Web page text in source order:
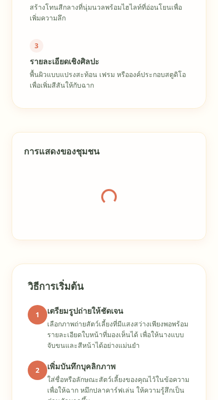
สร้างโทนสีกลางที่นุ่มนวลพร้อมไฮไลท์ที่อ่อนโยนเพื่อ
เพิ่มความลึก
3
รายละเอียดเชิงศิลปะ
พื้นผิวแบบแปรงสะท้อน เฟรม หรือองค์ประกอบสตูดิโอ
เพื่อเพิ่มสีสันให้กับฉาก
การแสดงของชุมชน
กำลังโหลดแกลเลอรี
วิธีการเริ่มต้น
1 เตรียมรูปถ่ายให้ชัดเจน
เลือกภาพถ่ายสัตว์เลี้ยงที่มีแสงสว่างเพียงพอพร้อม
รายละเอียดใบหน้าที่มองเห็นได้ เพื่อให้นางแบบ
จับขนและสีหน้าได้อย่างแม่นยำ
2 เพิ่มบันทึกบุคลิกภาพ
ใส่ชื่อหรือลักษณะสัตว์เลี้ยงของคุณไว้ในข้อความ
เพื่อให้ฉาก หมึกปลาคาร์ฟเล่น ให้ความรู้สึกเป็น